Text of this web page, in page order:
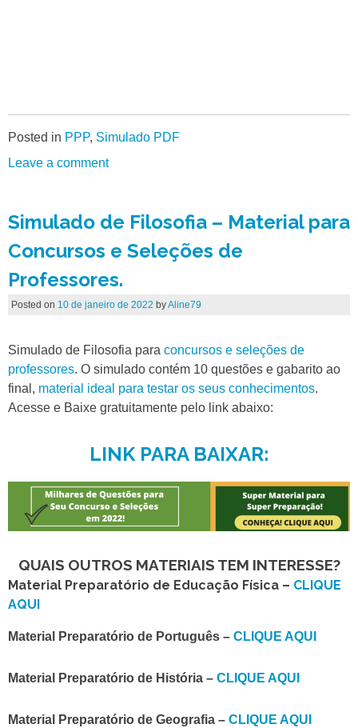
Posted in PPP, Simulado PDF
Leave a comment
Simulado de Filosofia – Material para
Concursos e Seleções de
Professores.
Posted on 10 de janeiro de 2022 byAline79
Simulado de Filosofia para concursos e seleções de
professores. O simulado contém 10 questões e gabarito ao
final, material ideal para testar os seus conhecimentos.
Acesse e Baixe gratuitamente pelo link abaixo:
LINK PARA BAIXAR:
QUAIS OUTROS MATERIAIS TEM INTERESSE?
Material Preparatório de Educação Física – CLIQUE
AQUI
Material Preparatório de Português – CLIQUE AQUI
Material Preparatório de História – CLIQUE AQUI
Material Preparatório de Geografia – CLIQUE AQUI